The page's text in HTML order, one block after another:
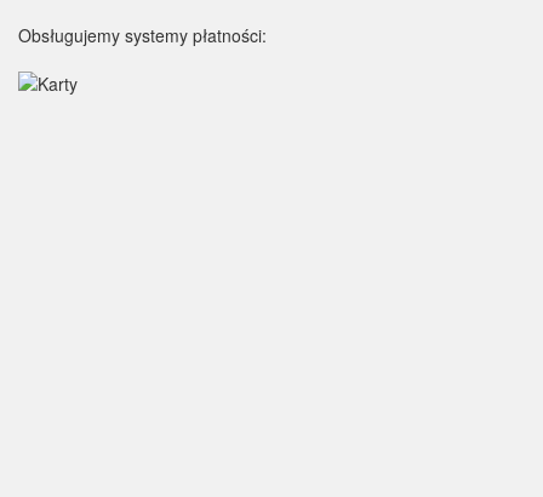
Obsługujemy systemy płatności: